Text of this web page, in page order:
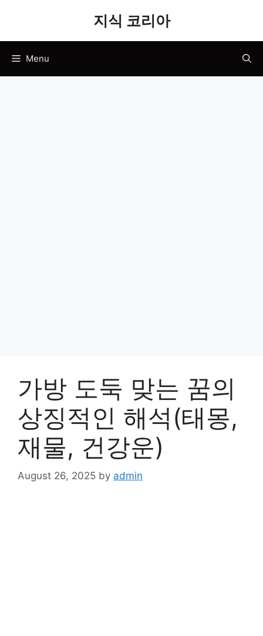
지식 코리아
Menu
가방 도둑 맞는 꿈의
상징적인 해석(태몽,
재물, 건강운)
August 26, 2025 by admin